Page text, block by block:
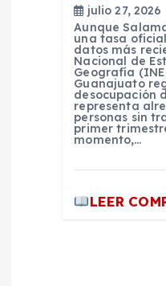
julio 27, 2026
Aunque
una tasa
datos más
Nacional de
Geografía
Guanajuato
desocupación
representa
personas sin
primer
momento,…
LEER